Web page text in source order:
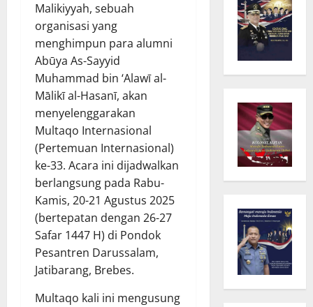
Malikiyyah, sebuah
organisasi yang
menghimpun para alumni
Abūya As-Sayyid
Muhammad bin ‘Alawī al-
Mālikī al-Hasanī, akan
menyelenggarakan
Multaqo Internasional
(Pertemuan Internasional)
ke-33. Acara ini dijadwalkan
berlangsung pada Rabu-
Kamis, 20-21 Agustus 2025
(bertepatan dengan 26-27
Safar 1447 H) di Pondok
Pesantren Darussalam,
Jatibarang, Brebes.
Multaqo kali ini mengusung